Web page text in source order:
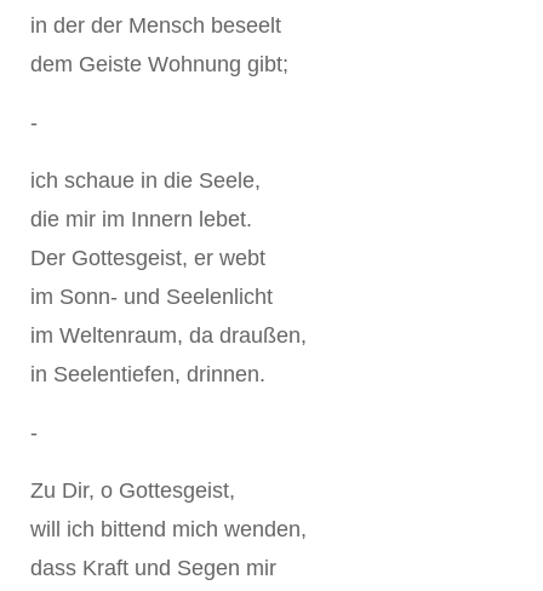
in der der Mensch beseelt
dem Geiste Wohnung gibt;
-
ich schaue in die Seele,
die mir im Innern lebet.
Der Gottesgeist, er webt
im Sonn- und Seelenlicht
im Weltenraum, da draußen,
in Seelentiefen, drinnen.
-
Zu Dir, o Gottesgeist,
will ich bittend mich wenden,
dass Kraft und Segen mir